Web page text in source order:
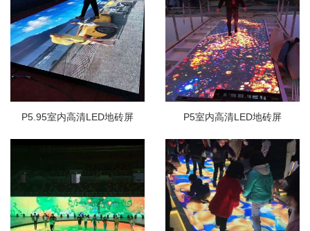
P5.95室内高清LED地砖屏 P5室内高清LED地砖屏